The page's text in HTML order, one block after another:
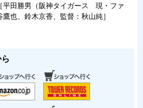
平田勝男（阪神タイガース 現・ファ
也、鈴木京香、監督：秋山純］